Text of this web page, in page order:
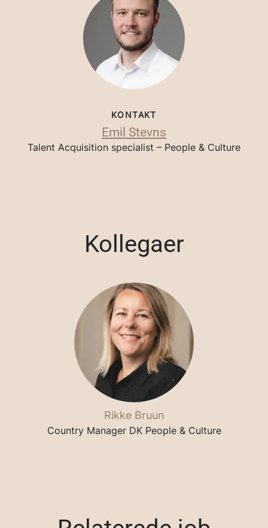
KONTAKT
Emil Stevns
Talent Acquisition specialist – People & Culture
Kollegaer
Rikke Bruun
Country Manager DK People & Culture